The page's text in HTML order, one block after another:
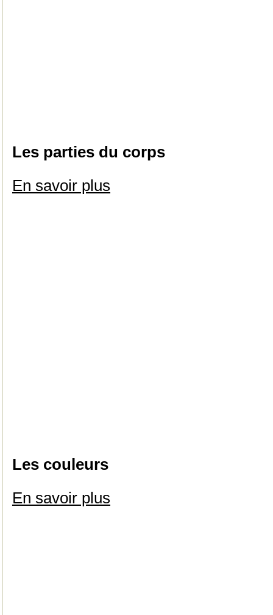
Les parties du corps
En savoir plus
Les couleurs
En savoir plus